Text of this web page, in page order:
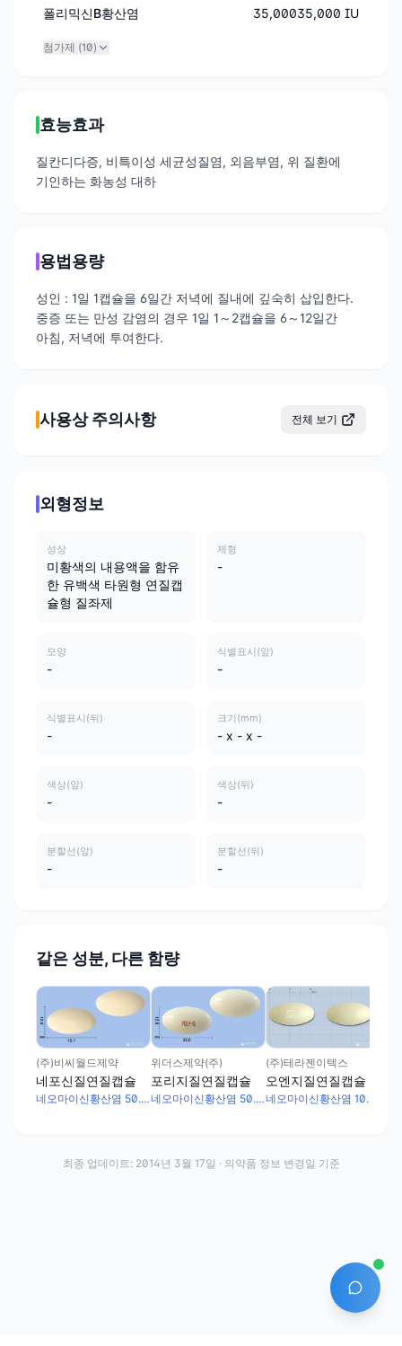
폴리믹신B황산염 35,00035,000 IU
첨가제 (10)
효능효과
질칸디다증, 비특이성 세균성질염, 외음부염, 위 질환에
기인하는 화농성 대하
용법용량
성인 : 1일 1캡슐을 6일간 저녁에 질내에 깊숙히 삽입한다.
중증 또는 만성 감염의 경우 1일 1～2캡슐을 6～12일간
아침, 저녁에 투여한다.
사용상 주의사항 전체 보기
외형정보
성상
미황색의 내용액을 함유
한 유백색 타원형 연질캡
슐형 질좌제
제형
-
모양
-
식별표시(앞)
-
식별표시(뒤)
-
크기(mm)
- x - x -
색상(앞)
-
색상(뒤)
-
분할선(앞)
-
분할선(뒤)
-
같은 성분, 다른 함량
(주)비씨월드제약
네포신질연질캡슐
네오마이신황산염 50.2mg · 니스타틴 · 폴리믹신B황산염
위더스제약(주)
포리지질연질캡슐
네오마이신황산염 50.2mg · 니스타틴 · 폴리믹신B황산염
(주)테라젠이텍스
오엔지질연질캡슐
네오마이신황산염 100.4mg · 니스타틴 · 폴리믹신B황산염
AI 에이
최종 업데이트: 2014년 3월 17일 · 의약품 정보 변경일 기준